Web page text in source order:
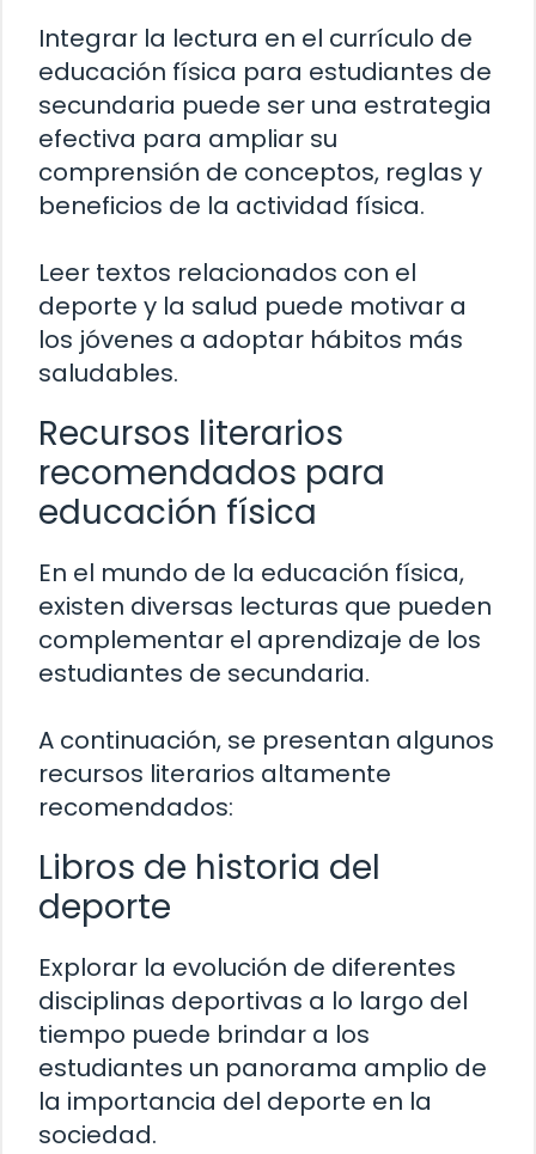
Integrar la lectura en el currículo de
educación física para estudiantes de
secundaria puede ser una estrategia
efectiva para ampliar su
comprensión de conceptos, reglas y
beneficios de la actividad física.
Leer textos relacionados con el
deporte y la salud puede motivar a
los jóvenes a adoptar hábitos más
saludables.
Recursos literarios
recomendados para
educación física
En el mundo de la educación física,
existen diversas lecturas que pueden
complementar el aprendizaje de los
estudiantes de secundaria.
A continuación, se presentan algunos
recursos literarios altamente
recomendados:
Libros de historia del
deporte
Explorar la evolución de diferentes
disciplinas deportivas a lo largo del
tiempo puede brindar a los
estudiantes un panorama amplio de
la importancia del deporte en la
sociedad.